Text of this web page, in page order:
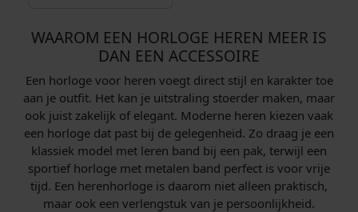
:
€
2
0
9
,
0
0
.
.
WAAROM EEN HORLOGE HEREN MEER IS
DAN EEN ACCESSOIRE
Een horloge voor heren voegt direct stijl en karakter toe
aan je outfit. Het kan je uitstraling stoerder maken, maar
ook juist zakelijk of elegant. Moderne heren kiezen vaak
een horloge dat past bij de gelegenheid. Zo draag je een
klassiek model met leren band bij een pak, terwijl een
sportief horloge met metalen band perfect is voor vrije
tijd. Een herenhorloge is daarom niet alleen praktisch,
maar ook een verlengstuk van je persoonlijkheid.